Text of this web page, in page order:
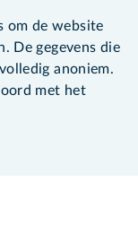
om de website
De gegevens die
anoniem.
met het